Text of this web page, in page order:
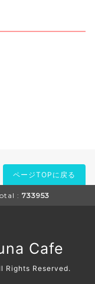
ページTOPに戻る
: 733953
Cafe
Rights Reserved.